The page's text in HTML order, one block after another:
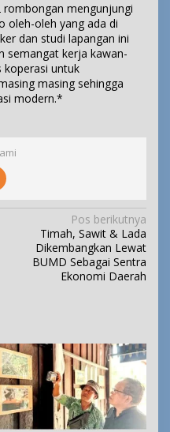
rombongan mengunjungi
oleh-oleh yang ada di
dan studi lapangan ini
semangat kerja kawan-
koperasi untuk
masing sehingga
modern.*
Pos berikutnya
Timah, Sawit & Lada
Dikembangkan Lewat
BUMD Sebagai Sentra
Ekonomi Daerah